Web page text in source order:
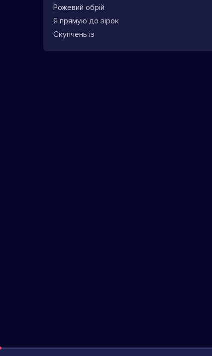
Рожевий обрій
Я прямую до зірок
Скупчень із